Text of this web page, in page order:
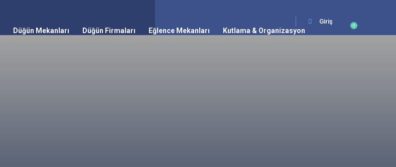
0
Giriş
Düğün Mekanları Düğün Firmaları Eğlence Mekanları Kutlama & Organizasyon